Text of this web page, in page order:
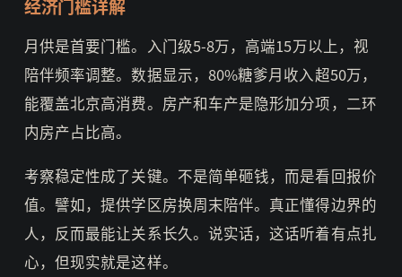
经济门槛详解
月供是首要门槛。入门级5-8万，高端15万以上，视
陪伴频率调整。数据显示，80%糖爹月收入超50万，
能覆盖北京高消费。房产和车产是隐形加分项，二环
内房产占比高。
考察稳定性成了关键。不是简单砸钱，而是看回报价
值。譬如，提供学区房换周末陪伴。真正懂得边界的
人，反而最能让关系长久。说实话，这话听着有点扎
心，但现实就是这样。